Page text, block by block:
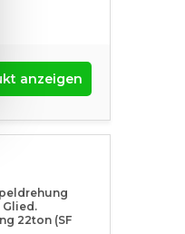
anzeigen
22ton (SF